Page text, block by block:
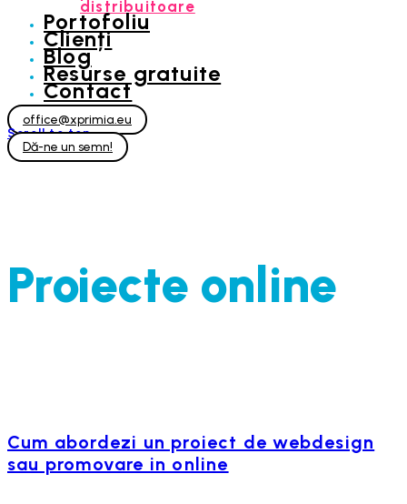
distribuitoare
Portofoliu
Clienți
Blog
Resurse gratuite
Contact
office@xprimia.eu
Scroll to top
Dă-ne un semn!
Proiecte online
Cum abordezi un proiect de webdesign
sau promovare in online